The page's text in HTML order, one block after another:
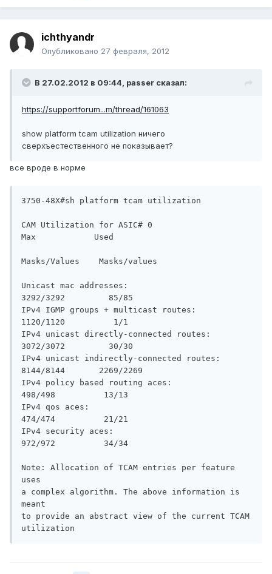
ichthyandr
Опубликовано 27 февраля, 2012
В 27.02.2012 в 09:44, passer сказал:
https://supportforum...m/thread/161063
show platform tcam utilization ничего
сверхъестественного не показывает?
все вроде в норме
3750-48X#sh platform tcam utilization
CAM Utilization for ASIC# 0
Max            Used
Masks/Values    Masks/values
Unicast mac addresses:
3292/3292         85/85
IPv4 IGMP groups + multicast routes:
1120/1120          1/1
IPv4 unicast directly-connected routes:
3072/3072         30/30
IPv4 unicast indirectly-connected routes:
8144/8144       2269/2269
IPv4 policy based routing aces:
498/498          13/13
IPv4 qos aces:
474/474          21/21
IPv4 security aces:
972/972          34/34
Note: Allocation of TCAM entries per feature
uses
a complex algorithm. The above information is
meant
to provide an abstract view of the current TCAM